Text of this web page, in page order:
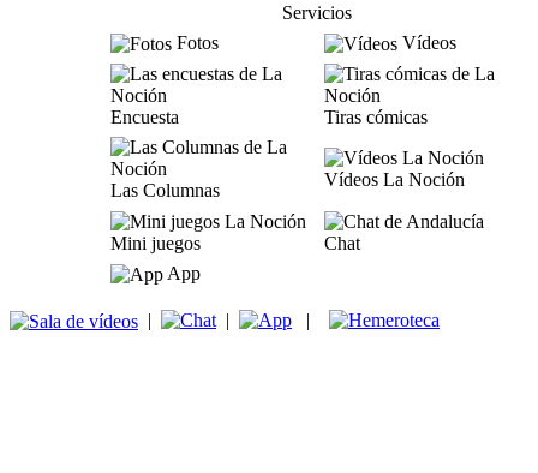
Servicios
Fotos
Vídeos
Encuesta Tiras cómicas
Las Columnas
Vídeos La Noción
Mini juegos
Chat
App
| | |